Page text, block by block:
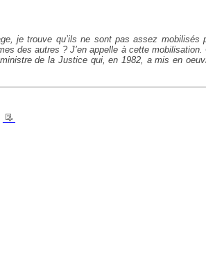
je trouve qu’ils ne sont pas assez mobilisés
des autres ? J’en appelle à cette
de la Justice qui, en 1982, a mis en
__